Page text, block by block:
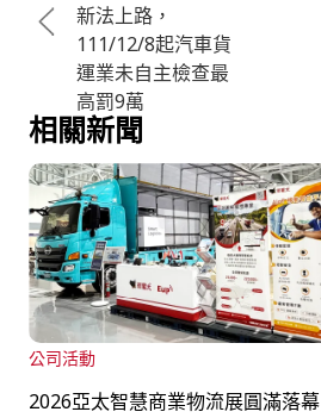
新法上路，
111/12/8起汽車貨
運業未自主檢查最
高罰9萬
相關新聞
公司活動
2026亞太智慧商業物流展圓滿落幕